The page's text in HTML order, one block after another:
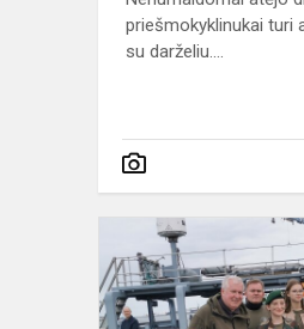
priešmokyklinukai turi
su darželiu....